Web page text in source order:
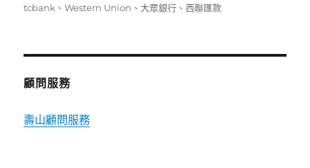
佈
類
籤
tcbank 、Western Union 、大眾銀行 、西聯匯款
顧問服務
壽山顧問服務